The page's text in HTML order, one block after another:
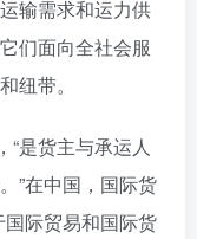
输需求和运力供
们面向全社会服
纽带。
是货主与承运人
”在中国，国际货
际贸易和国际货